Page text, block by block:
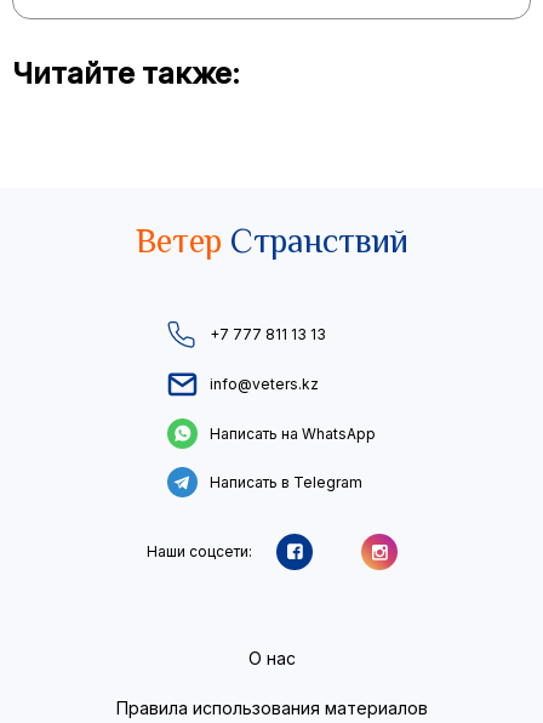
Читайте также:
Ветер Странствий
+7 777 811 13 13
info@veters.kz
Написать на WhatsApp
Написать в Telegram
Наши соцсети:
О нас
Правила использования материалов